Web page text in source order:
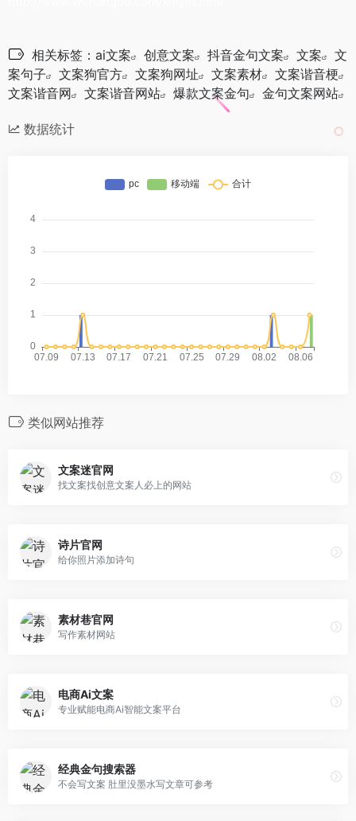
相关标签： ai文案 创意文案 抖音金句文案 文案
文
案句子
文案狗官方 文案狗网址 文案素材
文案谐音梗
文案谐音网
文案谐音网站 爆款文案金句 金句文案网站
数据统计
类似网站推荐
文案迷官网
找文案找创意文案人必上的网站
诗片官网
给你照片添加诗句
素材巷官网
写作素材网站
电商Ai文案
专业赋能电商Ai智能文案平台
经典金句搜索器
不会写文案 肚里没墨水写文章可参考